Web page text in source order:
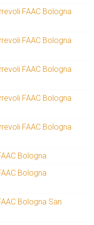
FAAC Bologna
FAAC Bologna
FAAC Bologna
FAAC Bologna
FAAC Bologna
Bologna
Bologna
Bologna San